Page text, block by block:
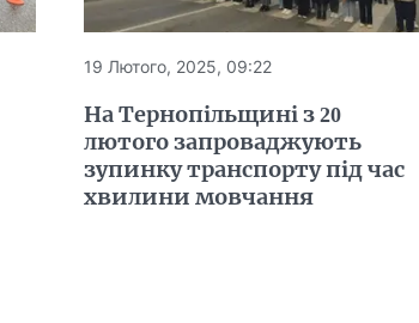
19 Лютого, 2025, 09:22
На Тернопільщині з 20
лютого запроваджують
зупинку транспорту під час
хвилини мовчання